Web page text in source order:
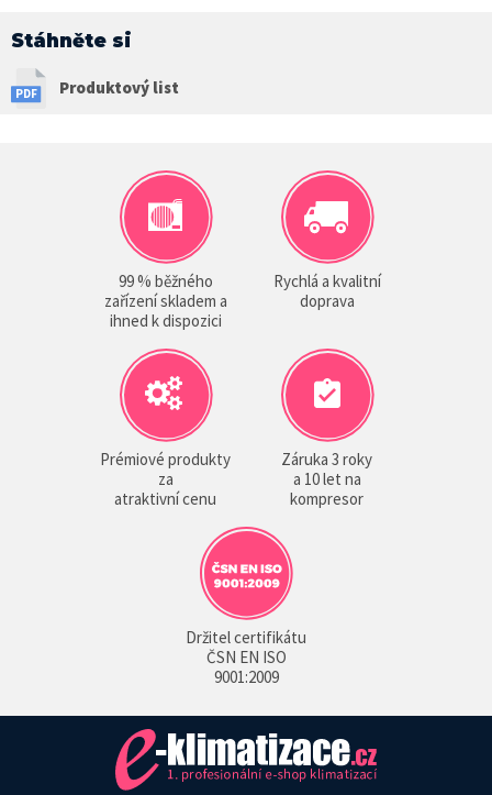
Stáhněte si
Produktový list
99 % běžného
zařízení skladem a
ihned k dispozici
Rychlá a kvalitní
doprava
Prémiové produkty
za
atraktivní cenu
Záruka 3 roky
a 10 let na
kompresor
Držitel certifikátu
ČSN EN ISO
9001:2009